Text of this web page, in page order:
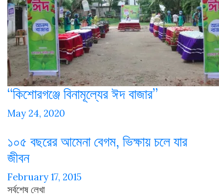
“কিশোরগঞ্জে বিনামূল্যের ঈদ বাজার”
May 24, 2020
১০৫ বছরের আমেনা বেগম, ভিক্ষায় চলে যার
জীবন
February 17, 2015
সর্বশেষ লেখা